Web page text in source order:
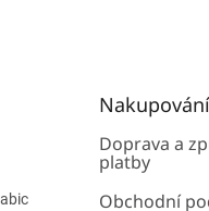
Nakupování
Doprava a
platby
Obchodní